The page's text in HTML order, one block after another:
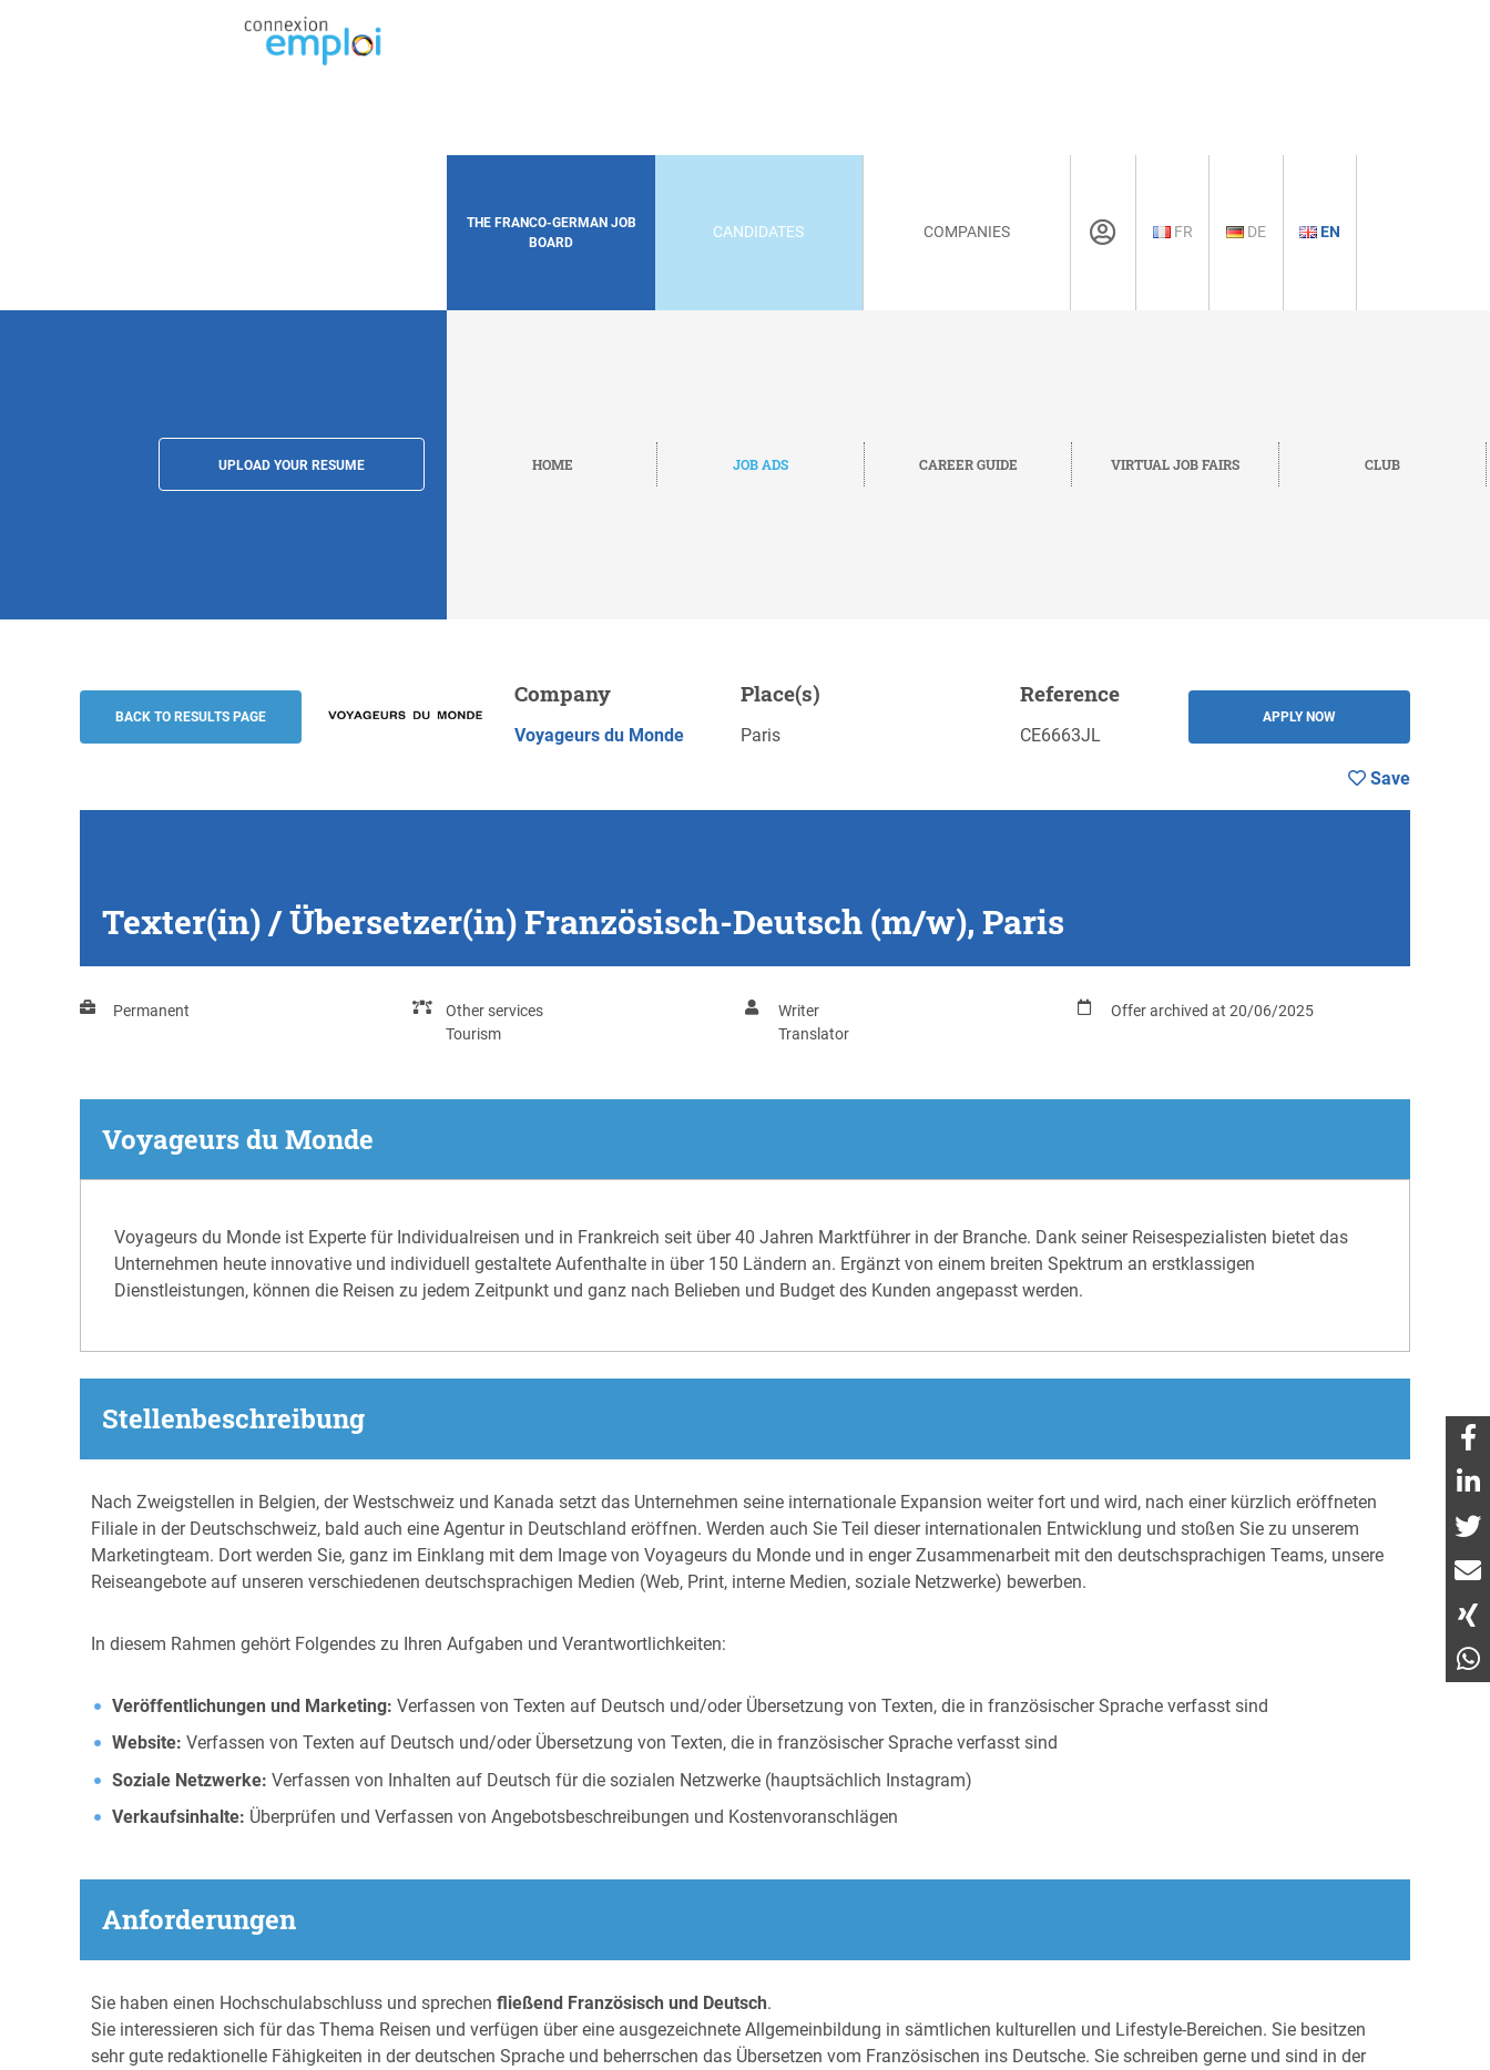
THE FRANCO-GERMAN JOB
BOARD
CANDIDATES COMPANIES FR DE EN
UPLOAD YOUR RESUME HOME JOB ADS CAREER GUIDE VIRTUAL JOB FAIRS CLUB
Voyageurs du Monde
APPLY NOW
BACK TO RESULTS PAGE
Company
Voyageurs du Monde
Place(s)
Paris
Reference
CE6663JL
APPLY NOW
Save
Texter(in) / Übersetzer(in) Französisch-Deutsch (m/w), Paris
Permanent
Other services
Tourism
Writer
Translator
Offer archived at 20/06/2025
Voyageurs du Monde
Voyageurs du Monde ist Experte für Individualreisen und in Frankreich seit über 40 Jahren Marktführer in der Branche. Dank seiner Reisespezialisten bietet das
Unternehmen heute innovative und individuell gestaltete Aufenthalte in über 150 Ländern an. Ergänzt von einem breiten Spektrum an erstklassigen
Dienstleistungen, können die Reisen zu jedem Zeitpunkt und ganz nach Belieben und Budget des Kunden angepasst werden.
Stellenbeschreibung
Nach Zweigstellen in Belgien, der Westschweiz und Kanada setzt das Unternehmen seine internationale Expansion weiter fort und wird, nach einer kürzlich eröffneten
Filiale in der Deutschschweiz, bald auch eine Agentur in Deutschland eröffnen. Werden auch Sie Teil dieser internationalen Entwicklung und stoßen Sie zu unserem
Marketingteam. Dort werden Sie, ganz im Einklang mit dem Image von Voyageurs du Monde und in enger Zusammenarbeit mit den deutschsprachigen Teams, unsere
Reiseangebote auf unseren verschiedenen deutschsprachigen Medien (Web, Print, interne Medien, soziale Netzwerke) bewerben.
In diesem Rahmen gehört Folgendes zu Ihren Aufgaben und Verantwortlichkeiten:
Veröffentlichungen und Marketing: Verfassen von Texten auf Deutsch und/oder Übersetzung von Texten, die in französischer Sprache verfasst sind
Website: Verfassen von Texten auf Deutsch und/oder Übersetzung von Texten, die in französischer Sprache verfasst sind
Soziale Netzwerke: Verfassen von Inhalten auf Deutsch für die sozialen Netzwerke (hauptsächlich Instagram)
Verkaufsinhalte: Überprüfen und Verfassen von Angebotsbeschreibungen und Kostenvoranschlägen
Anforderungen
Sie haben einen Hochschulabschluss und sprechen fließend Französisch und Deutsch.
Sie interessieren sich für das Thema Reisen und verfügen über eine ausgezeichnete Allgemeinbildung in sämtlichen kulturellen und Lifestyle-Bereichen. Sie besitzen
sehr gute redaktionelle Fähigkeiten in der deutschen Sprache und beherrschen das Übersetzen vom Französischen ins Deutsche. Sie schreiben gerne und sind in der